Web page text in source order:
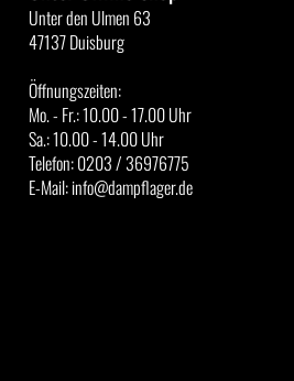
Unter den Ulmen 63
47137 Duisburg
Öffnungszeiten:
Mo. - Fr.: 10.00 - 17.00 Uhr
Sa.: 10.00 - 14.00 Uhr
Telefon: 0203 / 36976775
E-Mail: info@dampflager.de